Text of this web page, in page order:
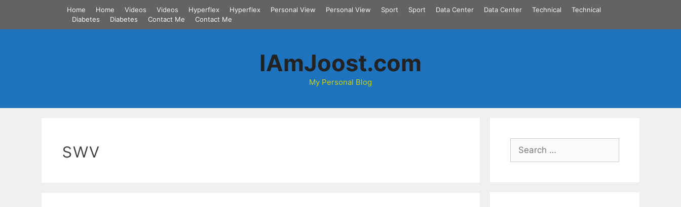
content
Home Home Videos Videos Hyperflex Hyperflex Personal View Personal View Sport Sport Data Center Data Center Technical
Technical
Diabetes
Diabetes Contact Me Contact Me
IAmJoost.com
My Personal Blog
swv
Search
for: